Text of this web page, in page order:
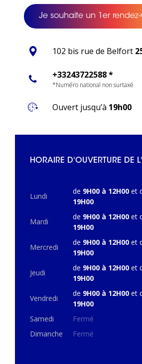
Je souhaite un 1er
102 bis rue de Belfort
+33243722588 *
*Numéro national non surtaxé
Ouvert jusqu’à 19h00
HORAIRE D'OUVERTURE DE
Lundi
de 9H00 à 12H00 et
19H00
Mardi
de 9H00 à 12H00 et
19H00
Mercredi
de 9H00 à 12H00 et
19H00
Jeudi
de 9H00 à 12H00 et
19H00
Vendredi
de 9H00 à 12H00 et
19H00
Samedi
Fermé
Dimanche
Fermé